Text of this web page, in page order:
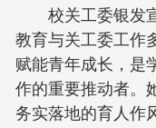
校关工委银发
教育与关工委工作
赋能青年成长，是
作的重要推动者。
务实落地的育人作